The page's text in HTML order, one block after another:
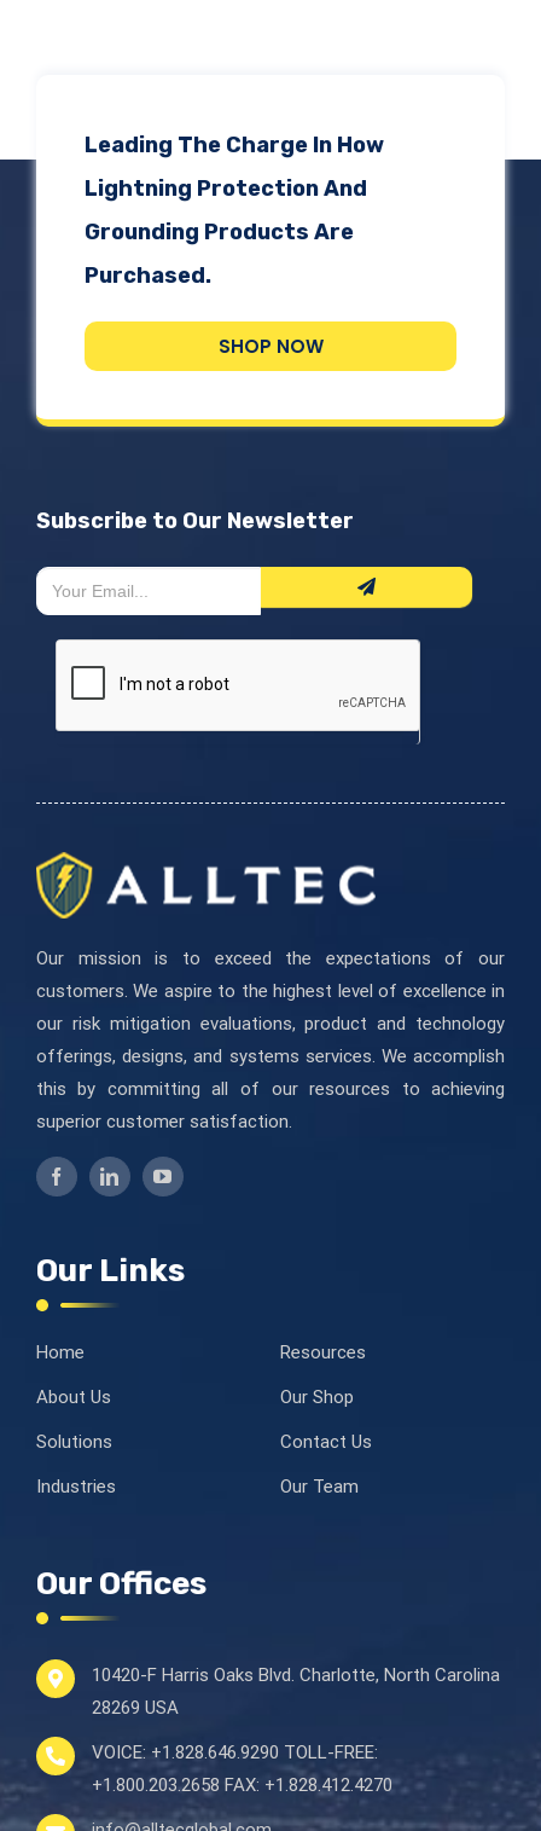
Leading The Charge In How
Lightning Protection And
Grounding Products Are
Purchased.
SHOP NOW
Subscribe to Our Newsletter
Newsletter
Form
Si
eres
Our mission is to exceed the expectations of our
customers. We aspire to the highest level of excellence in
our risk mitigation evaluations, product and technology
offerings, designs, and systems services. We accomplish
this by committing all of our resources to achieving
superior customer satisfaction.
Our Links
Home
About Us
Solutions
Industries
Resources
Our Shop
Contact Us
Our Team
Our Offices
10420-F Harris Oaks Blvd. Charlotte, North Carolina
28269 USA
VOICE: +1.828.646.9290 TOLL-FREE:
+1.800.203.2658 FAX: +1.828.412.4270